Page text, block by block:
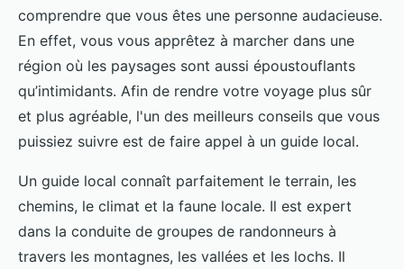
comprendre que vous êtes une personne audacieuse.
En effet, vous vous apprêtez à marcher dans une
région où les paysages sont aussi époustouflants
qu’intimidants. Afin de rendre votre voyage plus sûr
et plus agréable, l'un des meilleurs conseils que vous
puissiez suivre est de faire appel à un guide local.
Un guide local connaît parfaitement le terrain, les
chemins, le climat et la faune locale. Il est expert
dans la conduite de groupes de randonneurs à
travers les montagnes, les vallées et les lochs. Il